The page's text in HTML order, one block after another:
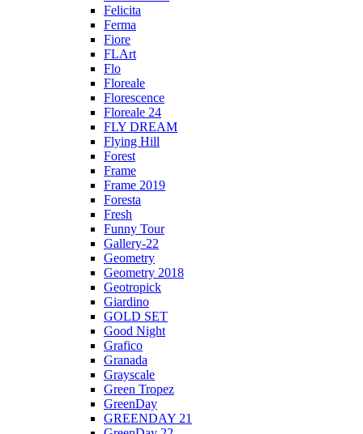
Felicita
Ferma
Fiore
FLArt
Flo
Floreale
Florescence
Floreale 24
FLY DREAM
Flying Hill
Forest
Frame
Frame 2019
Foresta
Fresh
Funny Tour
Gallery-22
Geometry
Geometry 2018
Geotropick
Giardino
GOLD SET
Good Night
Grafico
Granada
Grayscale
Green Tropez
GreenDay
GREENDAY 21